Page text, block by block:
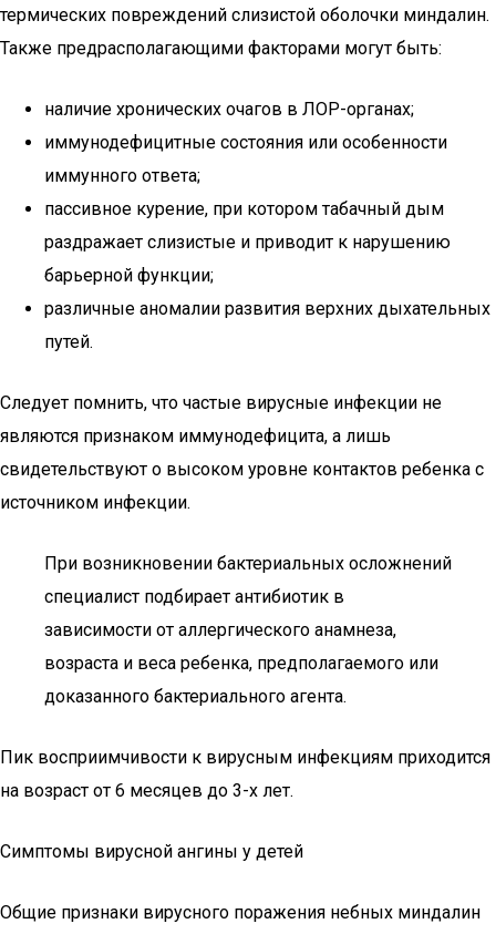
термических повреждений слизистой оболочки миндалин.
Также предрасполагающими факторами могут быть:
наличие хронических очагов в ЛОР-органах;
иммунодефицитные состояния или особенности
иммунного ответа;
пассивное курение, при котором табачный дым
раздражает слизистые и приводит к нарушению
барьерной функции;
различные аномалии развития верхних дыхательных
путей.
Следует помнить, что частые вирусные инфекции не
являются признаком иммунодефицита, а лишь
свидетельствуют о высоком уровне контактов ребенка с
источником инфекции.
При возникновении бактериальных осложнений
специалист подбирает антибиотик в
зависимости от аллергического анамнеза,
возраста и веса ребенка, предполагаемого или
доказанного бактериального агента.
Пик восприимчивости к вирусным инфекциям приходится
на возраст от 6 месяцев до 3-х лет.
Симптомы вирусной ангины у детей
Общие признаки вирусного поражения небных миндалин